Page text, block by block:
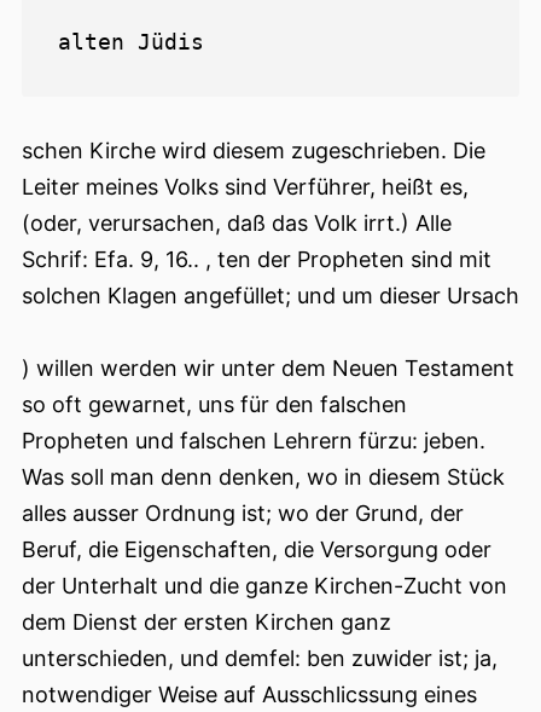
schen Kirche wird diesem zugeschrieben. Die
Leiter meines Volks sind Verführer, heißt es,
(oder, verursachen, daß das Volk irrt.) Alle
Schrif: Efa. 9, 16.. , ten der Propheten sind mit
solchen Klagen angefüllet; und um dieser Ursach
) willen werden wir unter dem Neuen Testament
so oft gewarnet, uns für den falschen
Propheten und falschen Lehrern fürzu: jeben.
Was soll man denn denken, wo in diesem Stück
alles ausser Ordnung ist; wo der Grund, der
Beruf, die Eigenschaften, die Versorgung oder
der Unterhalt und die ganze Kirchen-Zucht von
dem Dienst der ersten Kirchen ganz
unterschieden, und demfel: ben zuwider ist; ja,
notwendiger Weise auf Ausschlicssung eines